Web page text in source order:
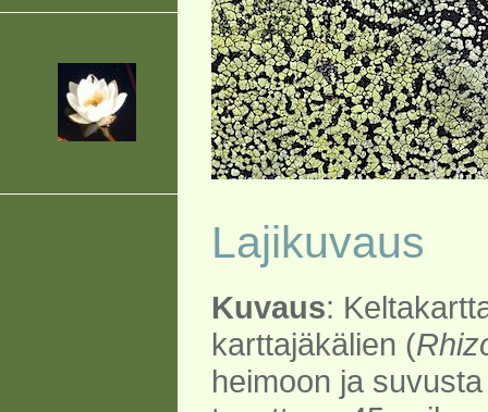
Lajikuvaus
Kuvaus:
karttajäkälien (
heimoon ja